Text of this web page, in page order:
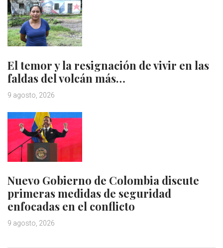
El temor y la resignación de vivir en las
faldas del volcán más…
9 agosto, 2026
Nuevo Gobierno de Colombia discute
primeras medidas de seguridad
enfocadas en el conflicto
9 agosto, 2026